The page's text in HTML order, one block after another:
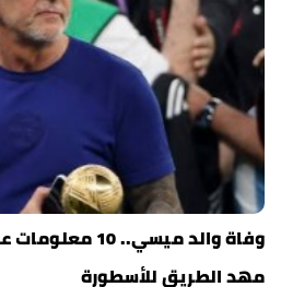
وفاة والد
مهد الطريق للأسطورة